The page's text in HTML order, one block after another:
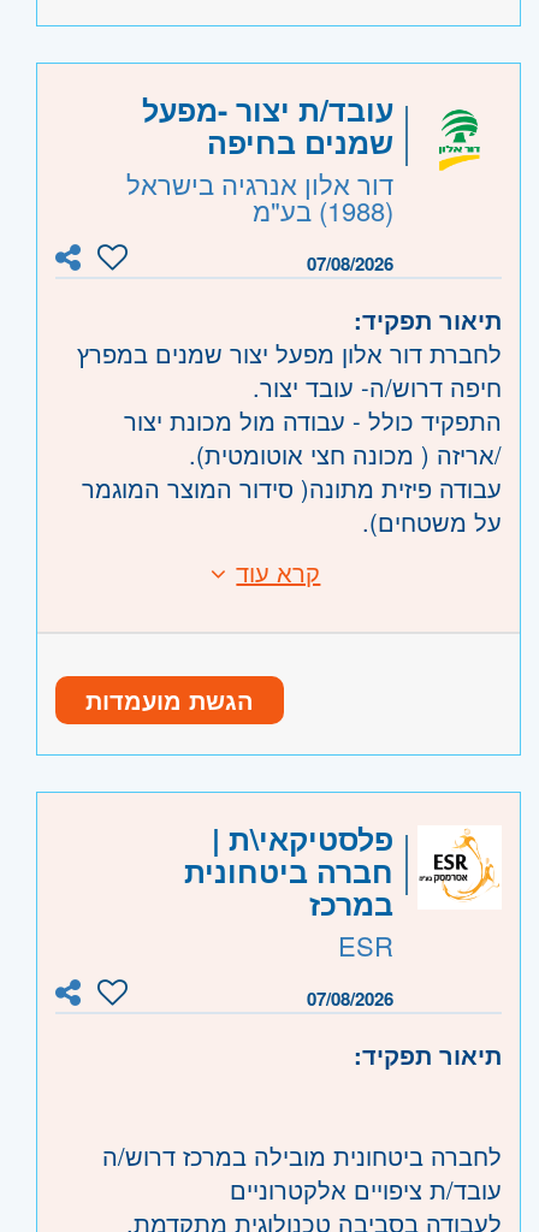
הנדסאי מכונות/אלקטרוניקה/חשמל -
יתרון רב
נכונות לש"נ וימי שישי בעת הצורך.
תקשורת בין-אישית טובה, נמרצות
ואחראיות , יכולת עבודה בתנאי לחץ
ושירותיות.
יכולת למידה מהירה, פיתוח וקידום
רעיונות וטכנולוגיות חדשות.
היקף משרה: משרה מלאה ,לפי שעות
קוד משרה:ד-ש
אזור: דרום- אשדוד, אשקלון
השפלה - רמלה לוד, רחובות, יבנה
עובד/ת יצור -מפעל
שמנים בחיפה
דור אלון אנרגיה בישראל
(1988) בע"מ
07/08/2026
תיאור תפקיד:
לחברת דור אלון מפעל יצור שמנים במפרץ
חיפה דרוש/ה- עובד יצור.
התפקיד כולל - עבודה מול מכונת יצור
/אריזה ( מכונה חצי אוטומטית).
עבודה פיזית מתונה( סידור המוצר המוגמר
על משטחים).
הגעה עצמית למקום -רכב חובה ( לא נגיש
היקף משרה: משרה מלאה ,
קוד משרה:JB-00001
- עכו, נהריה והגליל המערבי,
קריות ועמק זבולון, חיפה והכרמל
קרא עוד
הגשת מועמדות
פלסטיקאי\ת |
חברה ביטחונית
במרכז
ESR
07/08/2026
תיאור תפקיד:
לחברה ביטחונית מובילה במרכז דרוש/ה
עובד/ת ציפויים אלקטרוניים
לעבודה בסביבה טכנולוגית מתקדמת,